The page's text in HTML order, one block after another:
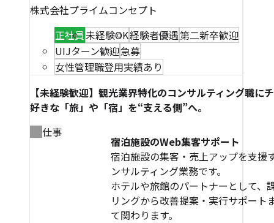
株式会社プライムコンセプト
正社員未経験OK経験者優遇第二新卒歓迎
UIJターン歓迎急募
女性管理職登用実績あり
【未経験歓迎】観光業界特化のコンサルティング職に
好きな「旅」や「宿」を“支える側”へ。
仕事
宿泊施設のWeb集客サポート
宿泊施設の集客・売上アップを支援
ンサルティング業務です。
ホテルや旅館のパートナーとして、
リングから改善提案・実行サポート
て関わります。